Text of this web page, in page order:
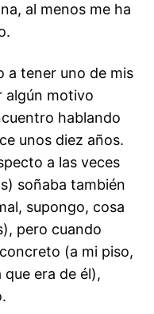
al menos me ha
a tener uno de mis
algún motivo
hablando
unos diez años.
a las veces
soñaba también
supongo, cosa
pero cuando
(a mi piso,
era de él),